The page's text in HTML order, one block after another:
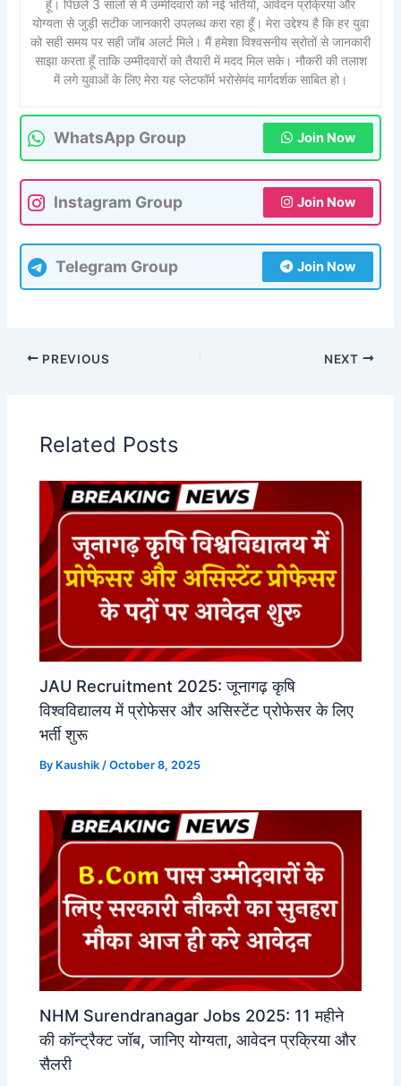
हूँ। पिछले 3 सालों से मैं उम्मीदवारों को नई भर्तियों, आवेदन प्रक्रिया और
योग्यता से जुड़ी सटीक जानकारी उपलब्ध करा रहा हूँ। मेरा उद्देश्य है कि हर युवा
को सही समय पर सही जॉब अलर्ट मिले। मैं हमेशा विश्वसनीय स्रोतों से जानकारी
साझा करता हूँ ताकि उम्मीदवारों को तैयारी में मदद मिल सके। नौकरी की तलाश
में लगे युवाओं के लिए मेरा यह प्लेटफॉर्म भरोसेमंद मार्गदर्शक साबित हो।
WhatsApp Group Join Now
Instagram Group Join Now
Telegram Group Join Now
PREVIOUS NEXT
Related Posts
JAU Recruitment 2025: जूनागढ़ कृषि
विश्वविद्यालय में प्रोफेसर और असिस्टेंट प्रोफेसर के लिए
भर्ती शुरू
By Kaushik/October 8, 2025
NHM Surendranagar Jobs 2025: 11 महीने
की कॉन्ट्रैक्ट जॉब, जानिए योग्यता, आवेदन प्रक्रिया और
सैलरी